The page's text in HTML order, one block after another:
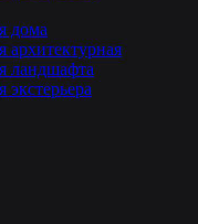
дома
архитектурная
ландшафта
экстерьера